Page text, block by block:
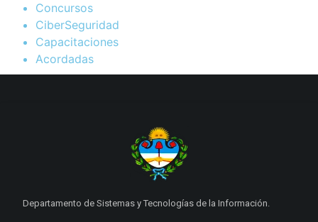
Concursos
CiberSeguridad
Capacitaciones
Acordadas
Departamento de Sistemas y Tecnologías de la Información.